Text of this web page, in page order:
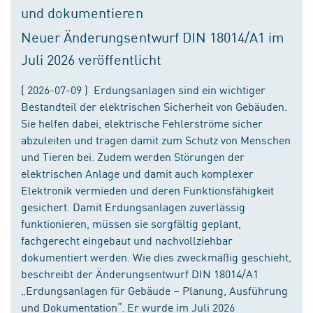
und dokumentieren
Neuer Änderungsentwurf DIN 18014/A1 im
Juli 2026 veröffentlicht
( 2026-07-09 ) Erdungsanlagen sind ein wichtiger
Bestandteil der elektrischen Sicherheit von Gebäuden.
Sie helfen dabei, elektrische Fehlerströme sicher
abzuleiten und tragen damit zum Schutz von Menschen
und Tieren bei. Zudem werden Störungen der
elektrischen Anlage und damit auch komplexer
Elektronik vermieden und deren Funktionsfähigkeit
gesichert. Damit Erdungsanlagen zuverlässig
funktionieren, müssen sie sorgfältig geplant,
fachgerecht eingebaut und nachvollziehbar
dokumentiert werden. Wie dies zweckmäßig geschieht,
beschreibt der Änderungsentwurf DIN 18014/A1
„Erdungsanlagen für Gebäude – Planung, Ausführung
und Dokumentation“. Er wurde im Juli 2026